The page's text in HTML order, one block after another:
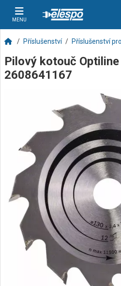
MENU
Příslušenství Příslušenství
Pilový kotouč Optiline
2608641167